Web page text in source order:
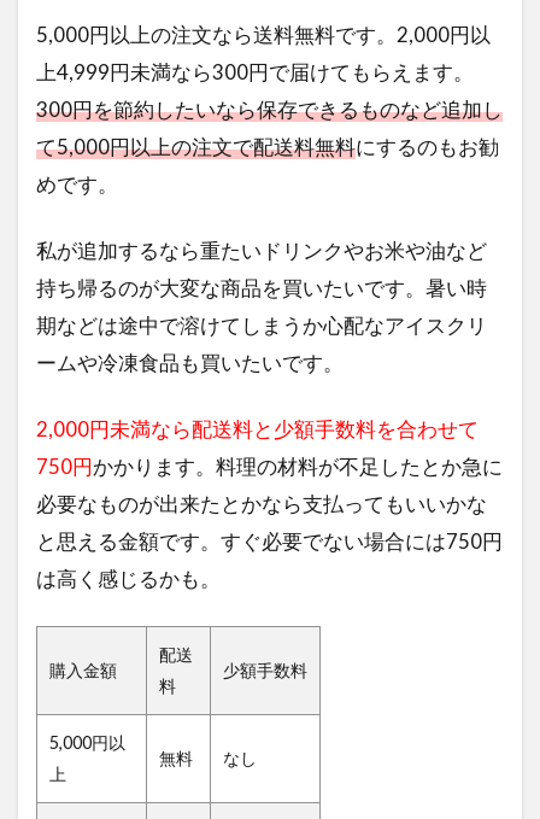
5,000円以上の注文なら送料無料です。2,000円以
上4,999円未満なら300円で届けてもらえます。
300円を節約したいなら保存できるものなど追加し
て5,000円以上の注文で配送料無料にするのもお勧
めです。
私が追加するなら重たいドリンクやお米や油など
持ち帰るのが大変な商品を買いたいです。暑い時
期などは途中で溶けてしまうか心配なアイスクリ
ームや冷凍食品も買いたいです。
2,000円未満なら配送料と少額手数料を合わせて
750円かかります。料理の材料が不足したとか急に
必要なものが出来たとかなら支払ってもいいかな
と思える金額です。すぐ必要でない場合には750円
は高く感じるかも。
購入金額
配送
料
少額手数料
5,000円以
上
無料 なし